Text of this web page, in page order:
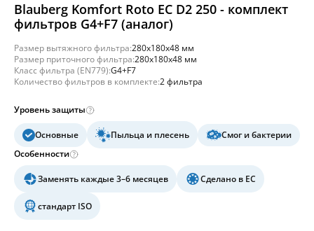
Blauberg Komfort Roto EC D2 250 - комплект
фильтров G4+F7 (аналог)
Размер вытяжного фильтра:280x180x48 мм
Размер приточного фильтра:280x180x48 мм
Класс фильтра (EN779):G4+F7
Количество фильтров в комплекте:2 фильтра
Уровень защиты
Основные Пыльца и плесень
Смог и бактерии
Особенности
Заменять каждые 3–6 месяцев Сделано в ЕС
стандарт ISO